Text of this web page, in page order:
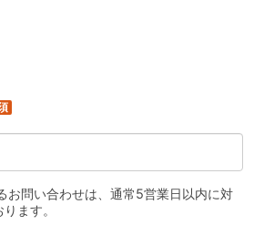
お問い合わせは、通常5営業日以内に対
ます。